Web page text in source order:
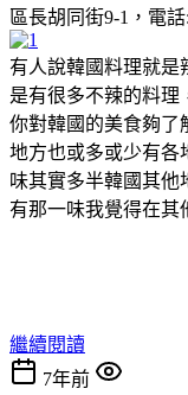
區長胡同街9-1，電話
有人說韓國料理就是
是有很多不辣的料理
你對韓國的美食夠了
地方也或多或少有各
味其實多半韓國其他
有那一味我覺得在其
繼續閱讀
7年前